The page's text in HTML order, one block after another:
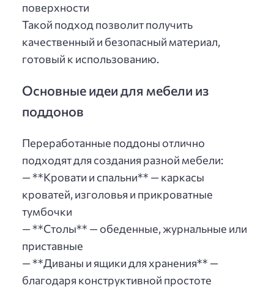
поверхности
Такой подход позволит получить
качественный и безопасный материал,
готовый к использованию.
Основные идеи для мебели из
поддонов
Переработанные поддоны отлично
подходят для создания разной мебели:
— **Кровати и спальни** — каркасы
кроватей, изголовья и прикроватные
тумбочки
— **Столы** — обеденные, журнальные или
приставные
— **Диваны и ящики для хранения** —
благодаря конструктивной простоте